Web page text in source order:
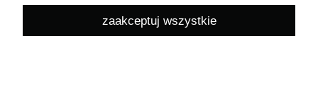
do koszyka
zaakceptuj wszystkie